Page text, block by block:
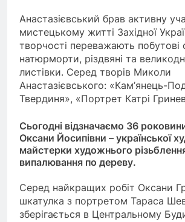
Анастазієвський брав активну
мистецькому житті Західної
творчості переважають
натюрморти, різдвяні та
листівки. Серед творів Миколи
Анастазієвського: «Кам’янець-
Твердиня», «Портрет Катрі
Сьогодні відзначаємо 36
Оксани Йосипівни – української
майстерки художнього
випалювання по дереву.
Серед найкращих робіт Оксани
шкатулка з портретом Тараса
зберігається в Центральному